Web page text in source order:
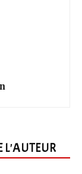
L'AUTEUR